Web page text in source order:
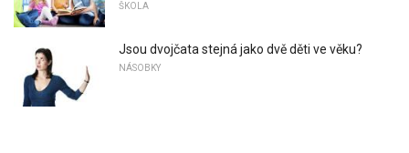
ŠKOLA
Jsou dvojčata stejná jako dvě děti ve věku?
NÁSOBKY